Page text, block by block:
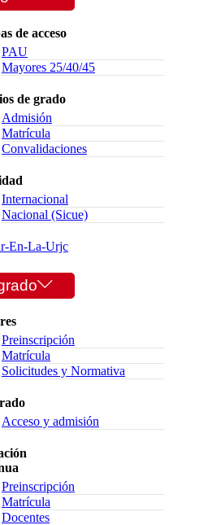
de acceso
PAU
Mayores 25/40/45
de grado
Admisión
Matrícula
Convalidaciones
Internacional
Nacional (Sicue)
En-La-Urjc
Preinscripción
Matrícula
Solicitudes y Normativa
Acceso y admisión
Preinscripción
Matrícula
Docentes